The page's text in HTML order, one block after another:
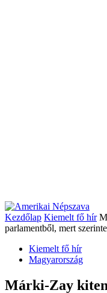
Kezdőlap Kiemelt fő hír
parlamentből, mert
Kiemelt fő hír
Magyarország
Márki-Zay